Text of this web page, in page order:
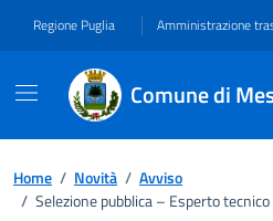
Regione Puglia Amministrazione
Comune di
Home / Novità / Avviso
/ Selezione pubblica – Esperto tecnico